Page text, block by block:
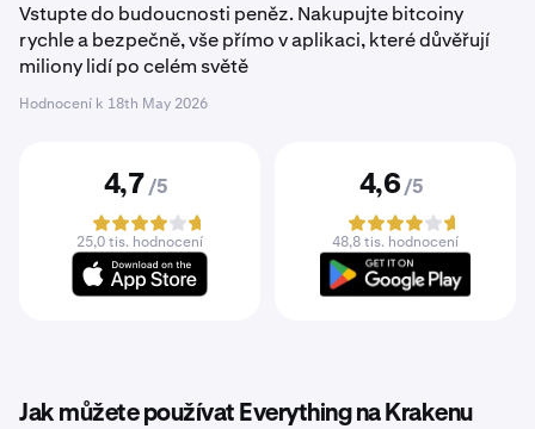
Vstupte do budoucnosti peněz. Nakupujte bitcoiny
rychle a bezpečně, vše přímo v aplikaci, které důvěřují
miliony lidí po celém světě
Hodnocení k 18th May 2026
4,7 /5
25,0 tis. hodnocení
4,6 /5
48,8 tis. hodnocení
Jak můžete používat Everything na Krakenu